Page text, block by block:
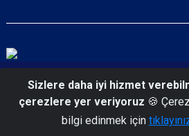
© 2026 Sinop Emniyet
Sizlere daha iyi hizmet
çerezlere yer veriyoruz 🍪
bilgi edinmek için